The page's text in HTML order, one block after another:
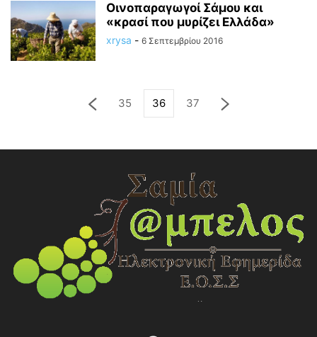
Οινοπαραγωγοί Σάμου και
«κρασί που μυρίζει Ελλάδα»
xrysa - 6 Σεπτεμβρίου 2016
35 36 37